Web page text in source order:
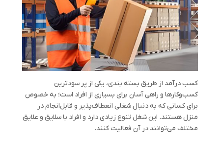
کسب درآمد از طریق بسته بندی، یکی از پر سودترین
کسب‌وکارها و راهی آسان برای بسیاری از افراد است؛ به خصوص
برای کسانی که به دنبال شغلی انعطاف‌پذیر و قابل‌انجام در
منزل هستند. این شغل تنوع زیادی دارد و افراد با سلایق و علایق
مختلف می‌توانند در آن فعالیت کنند.